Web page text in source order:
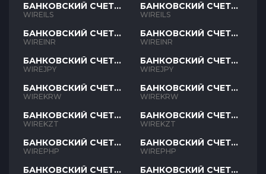
БАНКОВСКИЙ СЧЕТ
ILS
WIREILS
БАНКОВСКИЙ СЧЕТ
INR
WIREINR
БАНКОВСКИЙ СЧЕТ
JPY
WIREJPY
БАНКОВСКИЙ СЧЕТ
KRW
WIREKRW
БАНКОВСКИЙ СЧЕТ
KZT
WIREKZT
БАНКОВСКИЙ СЧЕТ
PHP
WIREPHP
БАНКОВСКИЙ СЧЕТ
БАНКОВСКИЙ СЧЕТ
ILS
WIREILS
БАНКОВСКИЙ СЧЕТ
INR
WIREINR
БАНКОВСКИЙ СЧЕТ
JPY
WIREJPY
БАНКОВСКИЙ СЧЕТ
KRW
WIREKRW
БАНКОВСКИЙ СЧЕТ
KZT
WIREKZT
БАНКОВСКИЙ СЧЕТ
PHP
WIREPHP
БАНКОВСКИЙ СЧЕТ